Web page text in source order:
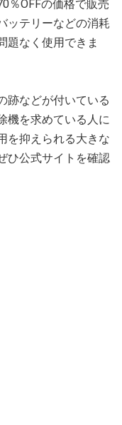
％OFFの価格で販売
ッテリーなどの消耗
題なく使用できま
跡などが付いている
機を求めている人に
を抑えられる大きな
ひ公式サイトを確認